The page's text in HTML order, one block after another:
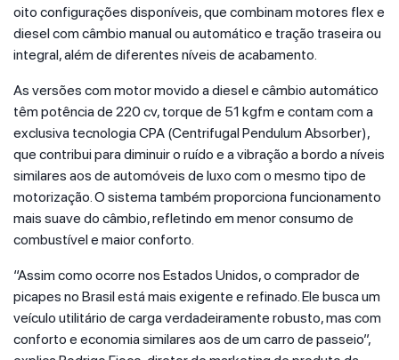
oito configurações disponíveis, que combinam motores flex e
diesel com câmbio manual ou automático e tração traseira ou
integral, além de diferentes níveis de acabamento.
As versões com motor movido a diesel e câmbio automático
têm potência de 220 cv, torque de 51 kgfm e contam com a
exclusiva tecnologia CPA (Centrifugal Pendulum Absorber),
que contribui para diminuir o ruído e a vibração a bordo a níveis
similares aos de automóveis de luxo com o mesmo tipo de
motorização. O sistema também proporciona funcionamento
mais suave do câmbio, refletindo em menor consumo de
combustível e maior conforto.
“Assim como ocorre nos Estados Unidos, o comprador de
picapes no Brasil está mais exigente e refinado. Ele busca um
veículo utilitário de carga verdadeiramente robusto, mas com
conforto e economia similares aos de um carro de passeio”,